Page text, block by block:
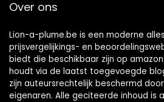
Over ons
Lion-a-plume.be is een moderne
prijsvergelijkings- en
biedt die beschikbaar zijn op
houdt via de laatst toegevoegde
zijn auteursrechtelijk beschermd
eigenaren. Alle geciteerde inhoud is